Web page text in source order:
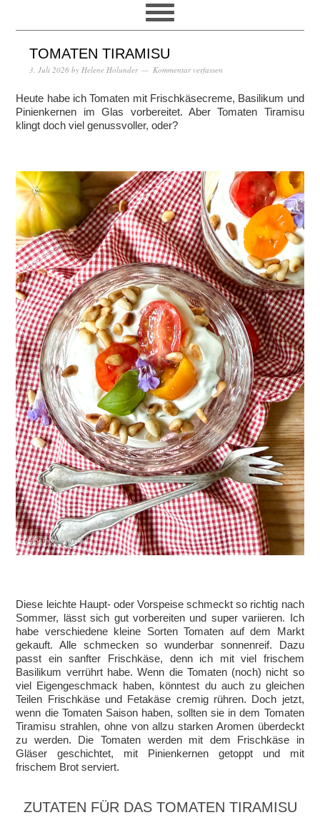
TOMATEN TIRAMISU
3. Juli 2026 by Helene Holunder Kommentar verfassen
Heute habe ich Tomaten mit Frischkäsecreme, Basilikum und
Pinienkernen im Glas vorbereitet. Aber Tomaten Tiramisu
klingt doch viel genussvoller, oder?
Diese leichte Haupt- oder Vorspeise schmeckt so richtig nach
Sommer, lässt sich gut vorbereiten und super variieren. Ich
habe verschiedene kleine Sorten Tomaten auf dem Markt
gekauft. Alle schmecken so wunderbar sonnenreif. Dazu
passt ein sanfter Frischkäse, denn ich mit viel frischem
Basilikum verrührt habe. Wenn die Tomaten (noch) nicht so
viel Eigengeschmack haben, könntest du auch zu gleichen
Teilen Frischkäse und Fetakäse cremig rühren. Doch jetzt,
wenn die Tomaten Saison haben, sollten sie in dem Tomaten
Tiramisu strahlen, ohne von allzu starken Aromen überdeckt
zu werden. Die Tomaten werden mit dem Frischkäse in
Gläser geschichtet, mit Pinienkernen getoppt und mit
frischem Brot serviert.
ZUTATEN FÜR DAS TOMATEN TIRAMISU